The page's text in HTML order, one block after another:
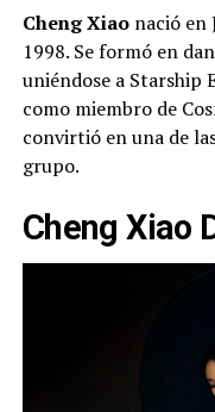
Cheng Xiaonació en
1998. Se formó en
uniéndose a Starship
como miembro de
convirtió en una de
grupo.
Cheng Xiao